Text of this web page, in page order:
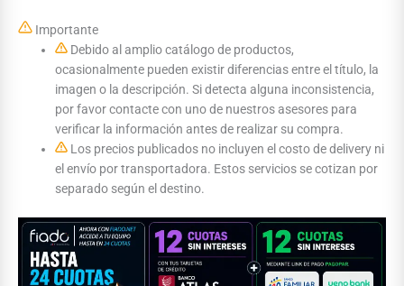
Importante
Debido al amplio catálogo de productos,
ocasionalmente pueden existir diferencias entre el título, la
imagen o la descripción. Si detecta alguna inconsistencia,
por favor contacte con uno de nuestros asesores para
verificar la información antes de realizar su compra.
Los precios publicados no incluyen el costo de delivery ni
el envío por transportadora. Estos servicios se cotizan por
separado según el destino.